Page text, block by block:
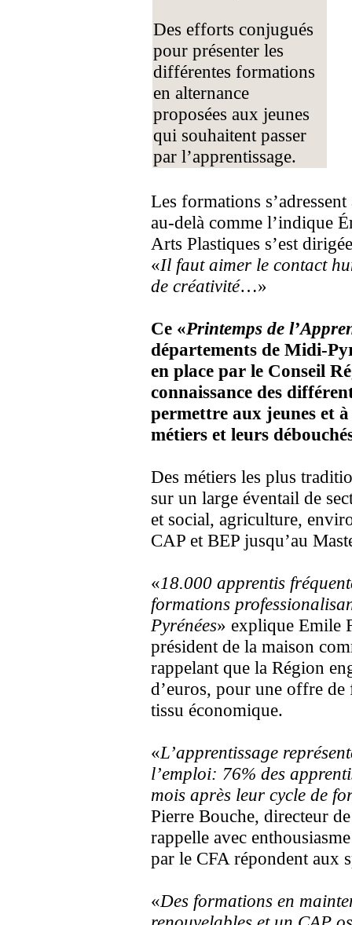
Des efforts conjugués
pour présenter les
différentes formations
en alternance
proposées aux jeunes
qui souhaitent passer
par l’apprentissage.
Les formations
au-delà comme l’indique
Arts Plastiques s’est
«Il faut aimer le contact
de créativité…»
Ce «Printemps de
départements de Midi-
en place par le Conseil
connaissance des
permettre aux jeunes et
métiers et leurs
Des métiers les plus
sur un large éventail de
et social, agriculture,
CAP et BEP jusqu’au
«18.000 apprentis
formations
Pyrénées» explique Emile
président de la maison
rappelant que la Région
d’euros, pour une offre
tissu économique.
«L’apprentissage
l’emploi: 76% des
mois après leur cycle de
Pierre Bouche, directeur
rappelle avec
par le CFA répondent aux
«Des formations en